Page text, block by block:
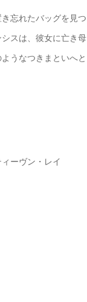
忘れたバッグを見つ
スは、彼女に亡き母
うなつきまといへと
ーヴン・レイ